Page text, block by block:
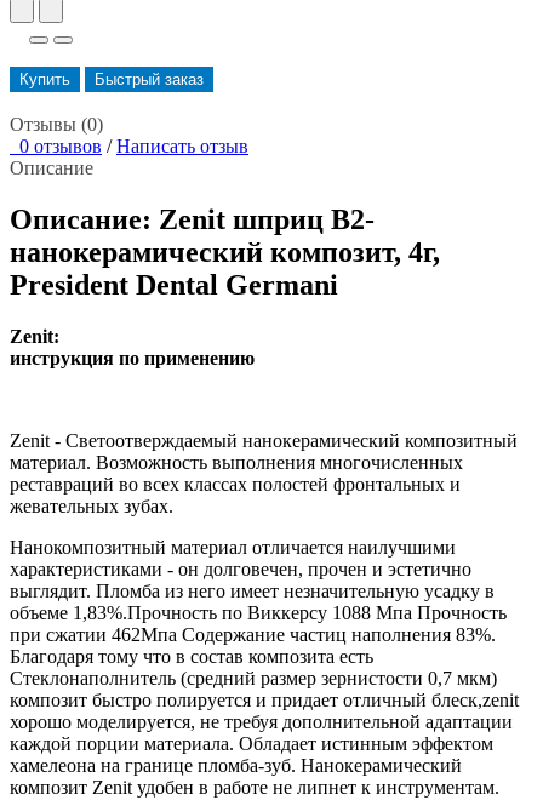
Купить Быстрый заказ
Отзывы (0)
0 отзывов / Написать отзыв
Описание
Описание: Zenit шприц B2-
нанокерамический композит, 4г,
President Dental Germani
Zenit:
инструкция по применению
Zenit - Светоотверждаемый нанокерамический композитный
материал. Возможность выполнения многочисленных
реставраций во всех классах полостей фронтальных и
жевательных зубах.
Нанокомпозитный материал отличается наилучшими
характеристиками - он долговечен, прочен и эстетично
выглядит. Пломба из него имеет незначительную усадку в
объеме 1,83%.Прочность по Виккерсу 1088 Мпа Прочность
при сжатии 462Мпа Содержание частиц наполнения 83%.
Благодаря тому что в состав композита есть
Стеклонаполнитель (средний размер зернистости 0,7 мкм)
композит быстро полируется и придает отличный блеск,zenit
хорошо моделируется, не требуя дополнительной адаптации
каждой порции материала. Обладает истинным эффектом
хамелеона на границе пломба-зуб. Нанокерамический
композит Zenit удобен в работе не липнет к инструментам.